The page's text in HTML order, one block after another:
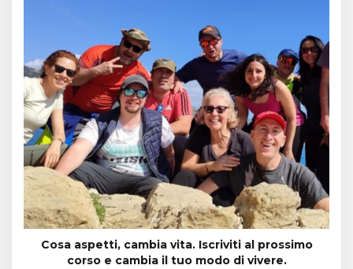
Cosa aspetti, cambia vita. Iscriviti al prossimo
corso e cambia il tuo modo di vivere.